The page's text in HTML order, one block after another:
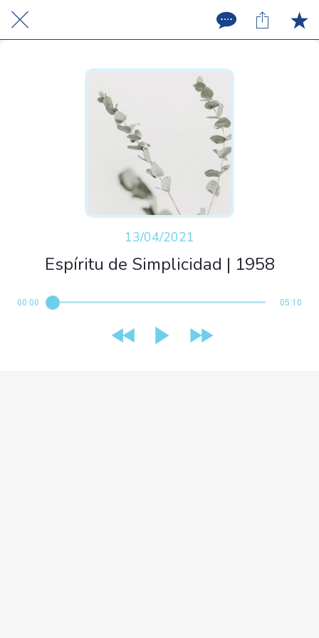
13/04/2021
Espíritu de Simplicidad | 1958
00:00 05:10